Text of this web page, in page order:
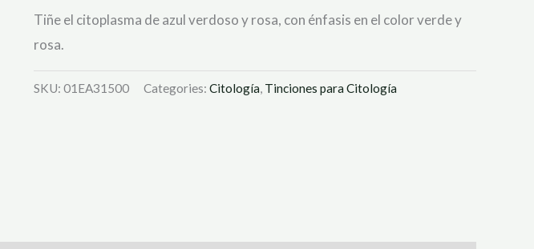
Tiñe el citoplasma de azul verdoso y rosa, con énfasis en el color verde y
rosa.
SKU: 01EA31500 Categories: Citología, Tinciones para Citología